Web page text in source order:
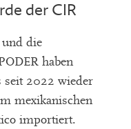
der CIR
die
haben
seit 2022 wieder
mexikanischen
importiert.